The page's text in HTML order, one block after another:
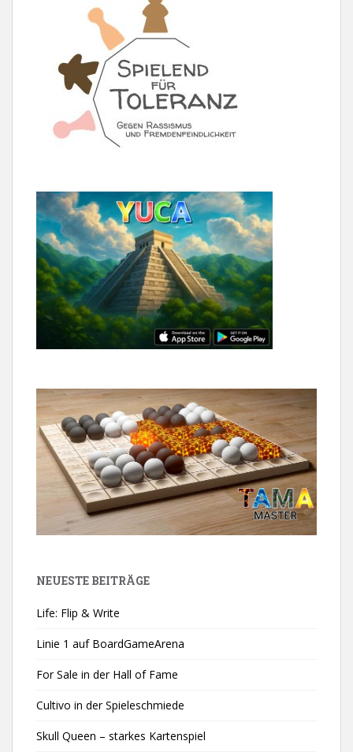
NEUESTE BEITRÄGE
Life: Flip & Write
Linie 1 auf BoardGameArena
For Sale in der Hall of Fame
Cultivo in der Spieleschmiede
Skull Queen – starkes Kartenspiel